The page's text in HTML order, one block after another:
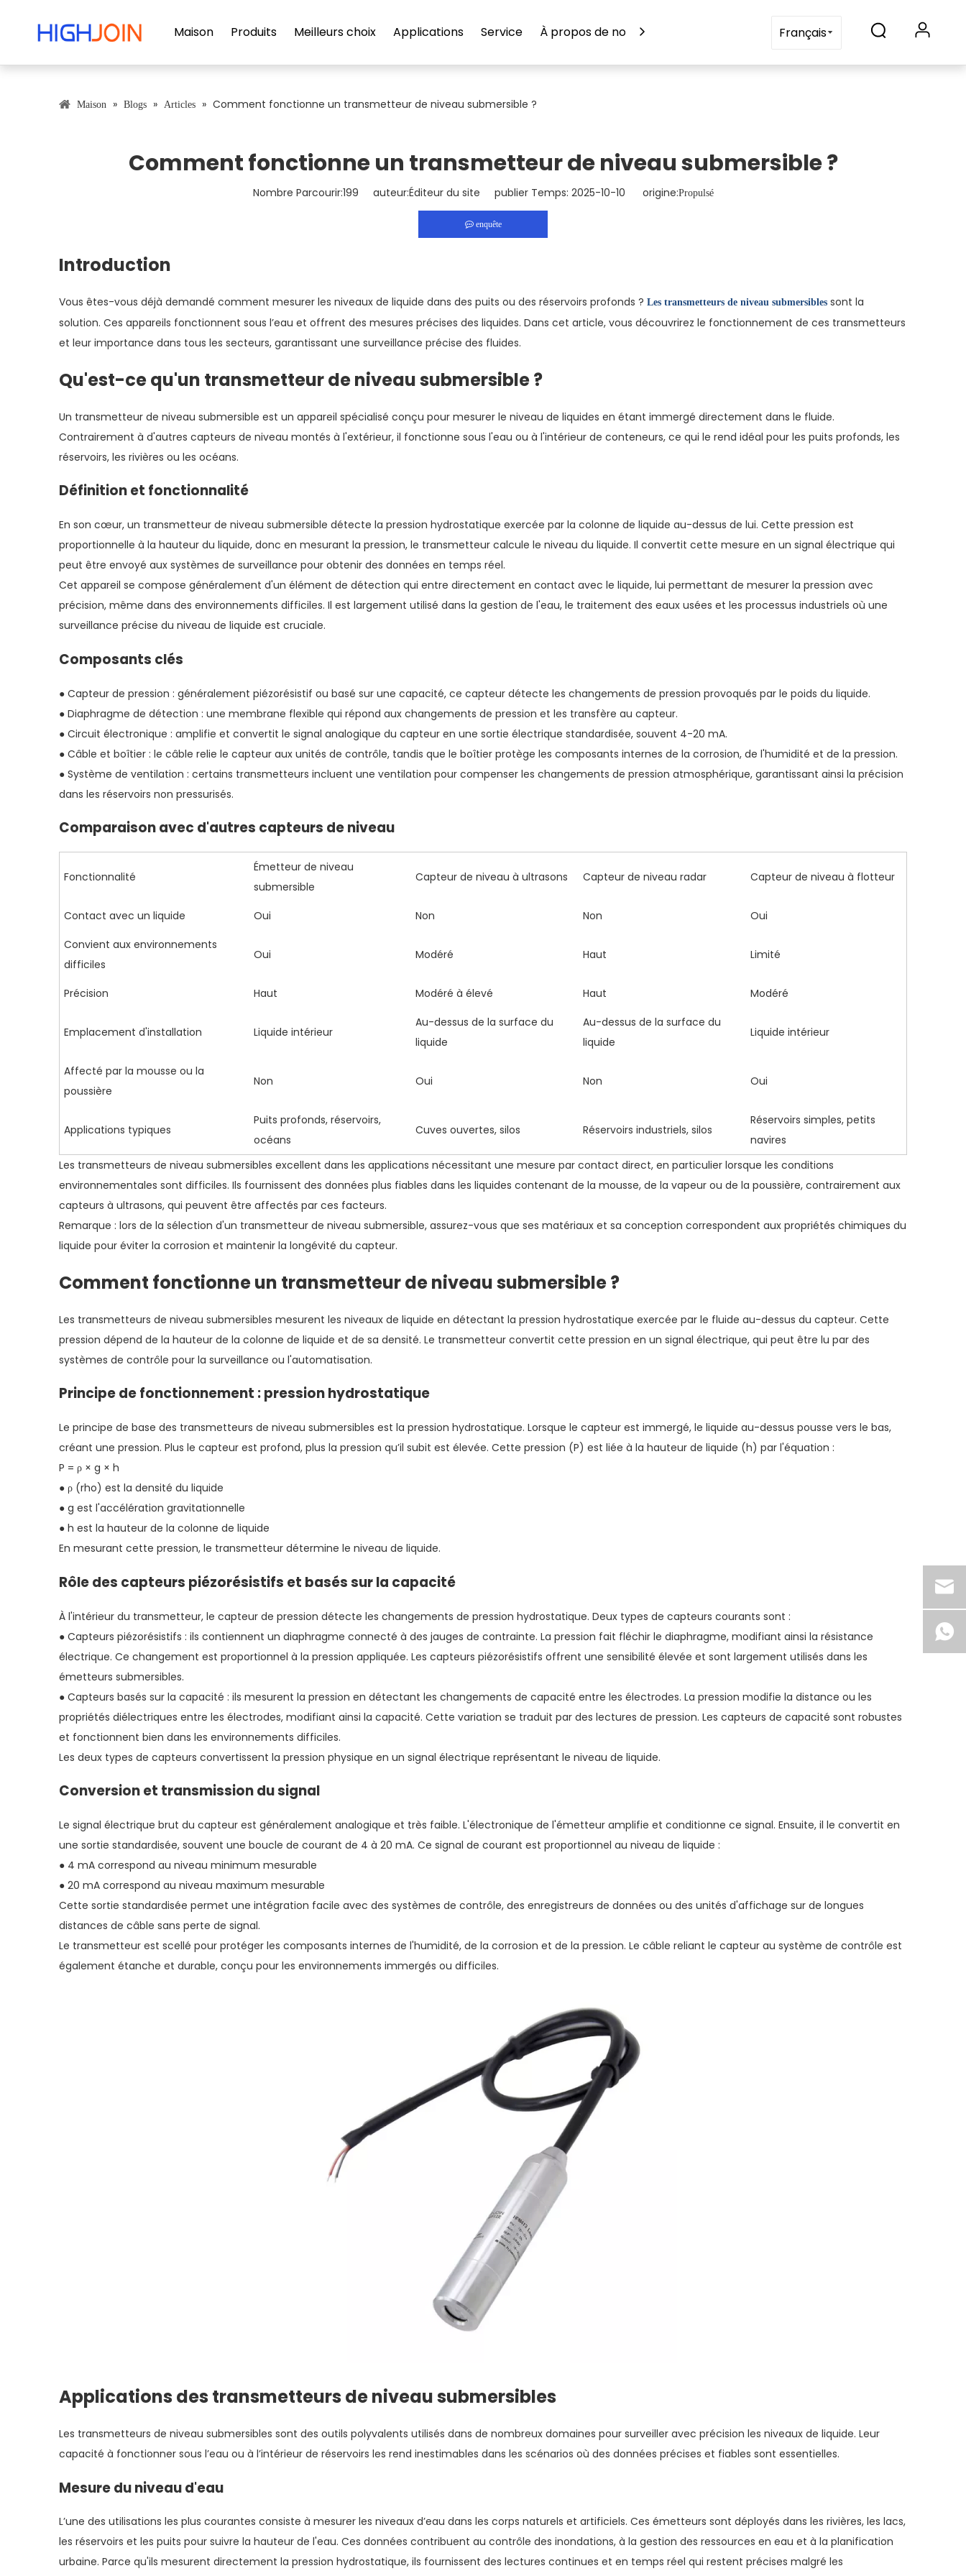
Maison Produits Meilleurs choix Applications Service À propos de nous Contactez-nousFrançais
Maison » Blogs » Articles » Comment fonctionne un transmetteur de niveau submersible ?
Comment fonctionne un transmetteur de niveau submersible ?
Nombre Parcourir:199 auteur:Éditeur du site publier Temps: 2025-10-10 origine:Propulsé
enquête
Introduction
Vous êtes-vous déjà demandé comment mesurer les niveaux de liquide dans des puits ou des réservoirs profonds ? Les transmetteurs de niveau submersibles sont la
solution. Ces appareils fonctionnent sous l’eau et offrent des mesures précises des liquides. Dans cet article, vous découvrirez le fonctionnement de ces transmetteurs
et leur importance dans tous les secteurs, garantissant une surveillance précise des fluides.
Qu'est-ce qu'un transmetteur de niveau submersible ?
Un transmetteur de niveau submersible est un appareil spécialisé conçu pour mesurer le niveau de liquides en étant immergé directement dans le fluide.
Contrairement à d'autres capteurs de niveau montés à l'extérieur, il fonctionne sous l'eau ou à l'intérieur de conteneurs, ce qui le rend idéal pour les puits profonds, les
réservoirs, les rivières ou les océans.
Définition et fonctionnalité
En son cœur, un transmetteur de niveau submersible détecte la pression hydrostatique exercée par la colonne de liquide au-dessus de lui. Cette pression est
proportionnelle à la hauteur du liquide, donc en mesurant la pression, le transmetteur calcule le niveau du liquide. Il convertit cette mesure en un signal électrique qui
peut être envoyé aux systèmes de surveillance pour obtenir des données en temps réel.
Cet appareil se compose généralement d'un élément de détection qui entre directement en contact avec le liquide, lui permettant de mesurer la pression avec
précision, même dans des environnements difficiles. Il est largement utilisé dans la gestion de l'eau, le traitement des eaux usées et les processus industriels où une
surveillance précise du niveau de liquide est cruciale.
Composants clés
● Capteur de pression : généralement piézorésistif ou basé sur une capacité, ce capteur détecte les changements de pression provoqués par le poids du liquide.
● Diaphragme de détection : une membrane flexible qui répond aux changements de pression et les transfère au capteur.
● Circuit électronique : amplifie et convertit le signal analogique du capteur en une sortie électrique standardisée, souvent 4-20 mA.
● Câble et boîtier : le câble relie le capteur aux unités de contrôle, tandis que le boîtier protège les composants internes de la corrosion, de l'humidité et de la pression.
● Système de ventilation : certains transmetteurs incluent une ventilation pour compenser les changements de pression atmosphérique, garantissant ainsi la précision
dans les réservoirs non pressurisés.
Comparaison avec d'autres capteurs de niveau
Fonctionnalité
Émetteur de niveau
submersible
Capteur de niveau à ultrasons Capteur de niveau radar Capteur de niveau à flotteur
Contact avec un liquide Oui Non Non
Oui
Convient aux environnements
difficiles
Oui Modéré Haut Limité
Précision Haut Modéré à élevé Haut Modéré
Emplacement d'installation Liquide intérieur
Au-dessus de la surface du
liquide
Au-dessus de la surface du
liquide
Liquide intérieur
Affecté par la mousse ou la
poussière
Non Oui Non Oui
Applications typiques
Puits profonds, réservoirs,
océans
Cuves ouvertes, silos Réservoirs industriels, silos
Réservoirs simples, petits
navires
Les transmetteurs de niveau submersibles excellent dans les applications nécessitant une mesure par contact direct, en particulier lorsque les conditions
environnementales sont difficiles. Ils fournissent des données plus fiables dans les liquides contenant de la mousse, de la vapeur ou de la poussière, contrairement aux
capteurs à ultrasons, qui peuvent être affectés par ces facteurs.
Remarque : lors de la sélection d'un transmetteur de niveau submersible, assurez-vous que ses matériaux et sa conception correspondent aux propriétés chimiques du
liquide pour éviter la corrosion et maintenir la longévité du capteur.
Comment fonctionne un transmetteur de niveau submersible ?
Les transmetteurs de niveau submersibles mesurent les niveaux de liquide en détectant la pression hydrostatique exercée par le fluide au-dessus du capteur. Cette
pression dépend de la hauteur de la colonne de liquide et de sa densité. Le transmetteur convertit cette pression en un signal électrique, qui peut être lu par des
systèmes de contrôle pour la surveillance ou l'automatisation.
Principe de fonctionnement : pression hydrostatique
Le principe de base des transmetteurs de niveau submersibles est la pression hydrostatique. Lorsque le capteur est immergé, le liquide au-dessus pousse vers le bas,
créant une pression. Plus le capteur est profond, plus la pression qu’il subit est élevée. Cette pression (P) est liée à la hauteur de liquide (h) par l'équation :
P = ρ × g × h
● ρ (rho) est la densité du liquide
● g est l'accélération gravitationnelle
● h est la hauteur de la colonne de liquide
En mesurant cette pression, le transmetteur détermine le niveau de liquide.
Rôle des capteurs piézorésistifs et basés sur la capacité
À l'intérieur du transmetteur, le capteur de pression détecte les changements de pression hydrostatique. Deux types de capteurs courants sont :
● Capteurs piézorésistifs : ils contiennent un diaphragme connecté à des jauges de contrainte. La pression fait fléchir le diaphragme, modifiant ainsi la résistance
électrique. Ce changement est proportionnel à la pression appliquée. Les capteurs piézorésistifs offrent une sensibilité élevée et sont largement utilisés dans les
émetteurs submersibles.
● Capteurs basés sur la capacité : ils mesurent la pression en détectant les changements de capacité entre les électrodes. La pression modifie la distance ou les
propriétés diélectriques entre les électrodes, modifiant ainsi la capacité. Cette variation se traduit par des lectures de pression. Les capteurs de capacité sont robustes
et fonctionnent bien dans les environnements difficiles.
Les deux types de capteurs convertissent la pression physique en un signal électrique représentant le niveau de liquide.
Conversion et transmission du signal
Le signal électrique brut du capteur est généralement analogique et très faible. L'électronique de l'émetteur amplifie et conditionne ce signal. Ensuite, il le convertit en
une sortie standardisée, souvent une boucle de courant de 4 à 20 mA. Ce signal de courant est proportionnel au niveau de liquide :
● 4 mA correspond au niveau minimum mesurable
● 20 mA correspond au niveau maximum mesurable
Cette sortie standardisée permet une intégration facile avec des systèmes de contrôle, des enregistreurs de données ou des unités d'affichage sur de longues
distances de câble sans perte de signal.
Le transmetteur est scellé pour protéger les composants internes de l'humidité, de la corrosion et de la pression. Le câble reliant le capteur au système de contrôle est
également étanche et durable, conçu pour les environnements immergés ou difficiles.
Applications des transmetteurs de niveau submersibles
Les transmetteurs de niveau submersibles sont des outils polyvalents utilisés dans de nombreux domaines pour surveiller avec précision les niveaux de liquide. Leur
capacité à fonctionner sous l’eau ou à l’intérieur de réservoirs les rend inestimables dans les scénarios où des données précises et fiables sont essentielles.
Mesure du niveau d'eau
L’une des utilisations les plus courantes consiste à mesurer les niveaux d’eau dans les corps naturels et artificiels. Ces émetteurs sont déployés dans les rivières, les lacs,
les réservoirs et les puits pour suivre la hauteur de l'eau. Ces données contribuent au contrôle des inondations, à la gestion des ressources en eau et à la planification
urbaine. Parce qu'ils mesurent directement la pression hydrostatique, ils fournissent des lectures continues et en temps réel qui restent précises malgré les